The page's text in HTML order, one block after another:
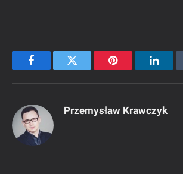
FacebookTwitter Pinterest
Przemysław Krawczyk